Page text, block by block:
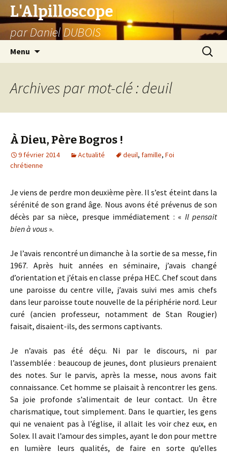
L'Alpilloscope
par Daniel DUBOIS
Menu
Archives par mot-clé : deuil
À Dieu, Père Bogros !
9 février 2014 Actualité deuil, famille, Foi
chrétienne
Je viens de perdre mon deuxième père. Il s’est éteint dans la
sérénité de son grand âge. Nous avons été prévenus de son
décès par sa nièce, presque immédiatement : « Il pensait
bien à vous ».
Je l’avais rencontré un dimanche à la sortie de sa messe, fin
1967. Après huit années en séminaire, j’avais changé
d’orientation et j’étais en classe prépa HEC. Chef scout dans
une paroisse du centre ville, j’avais suivi mes amis chefs
dans leur paroisse toute nouvelle de la périphérie nord. Leur
curé (ancien professeur, notamment de Stan Rougier)
faisait, disaient-ils, des sermons captivants.
Je n’avais pas été déçu. Ni par le discours, ni par
l’assemblée : beaucoup de jeunes, dont plusieurs prenaient
des notes. Sur le parvis, après la messe, nous avons fait
connaissance. Cet homme se plaisait à rencontrer les gens.
Sa joie profonde s’alimentait de leur contact. Un être
charismatique, tout simplement. Dans le quartier, les gens
qui ne venaient pas à l’église, il allait les voir chez eux, en
Solex. Il avait l’amour des simples, ayant le don pour mettre
en lumière leurs qualités, de faire en sorte qu’elles